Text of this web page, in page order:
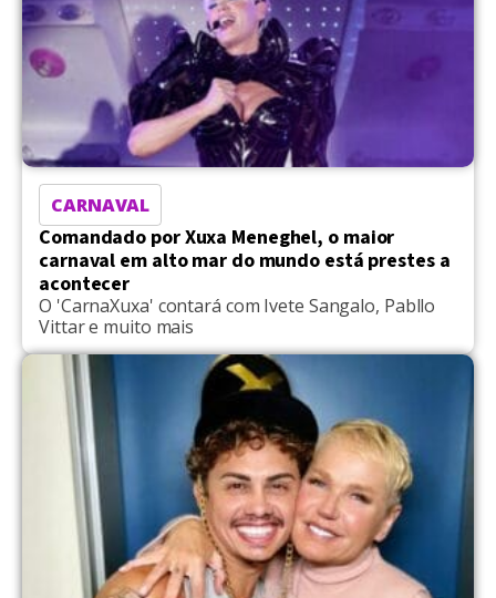
CARNAVAL
Comandado por Xuxa Meneghel, o maior
carnaval em alto mar do mundo está prestes a
acontecer
O 'CarnaXuxa' contará com Ivete Sangalo, Pabllo
Vittar e muito mais